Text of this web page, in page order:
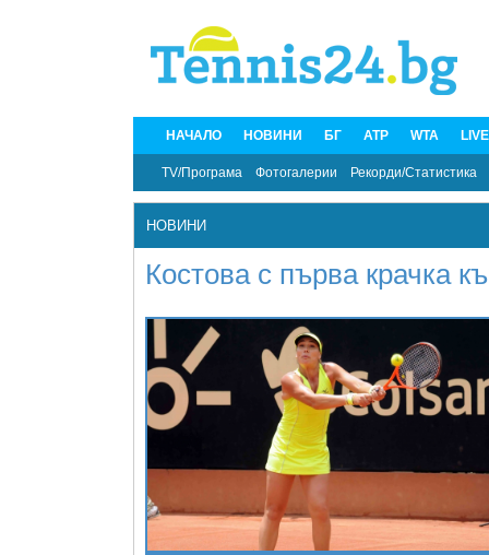
НАЧАЛО НОВИНИ БГ ATP WTA
TV/Програма Фотогалерии Рекорди/Статистика
НОВИНИ
Костова с първа крачка